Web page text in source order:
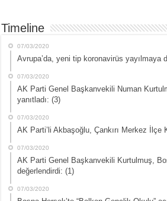
Timeline
07/03/2020
Avrupa’da, yeni tip koronavirüs yayılmaya
07/03/2020
AK Parti Genel Başkanvekili Numan
yanıtladı: (3)
07/03/2020
AK Parti’li Akbaşoğlu, Çankırı Merkez İlçe
07/03/2020
AK Parti Genel Başkanvekili Kurtulmuş,
değerlendirdi: (1)
07/03/2020